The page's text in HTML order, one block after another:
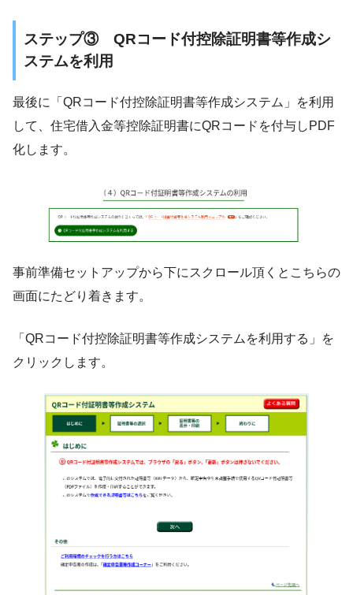
ステップ③ QRコード付控除証明書等作成シ
ステムを利用
最後に「QRコード付控除証明書等作成システム」を利用
して、住宅借入金等控除証明書にQRコードを付与しPDF
化します。
事前準備セットアップから下にスクロール頂くとこちらの
画面にたどり着きます。
「QRコード付控除証明書等作成システムを利用する」を
クリックします。